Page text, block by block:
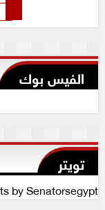
الفيس بوك
تويتر
by Senatorsegypt